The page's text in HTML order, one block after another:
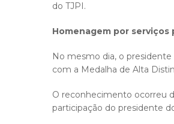
do TJPI.
Homenagem por
No mesmo dia, o presidente
com a Medalha de Alta
O reconhecimento ocorreu
participação do presidente